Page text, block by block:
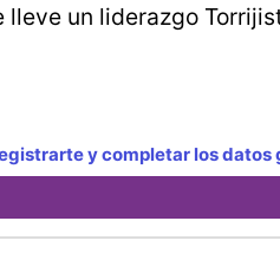
un liderazgo
y completar los datos